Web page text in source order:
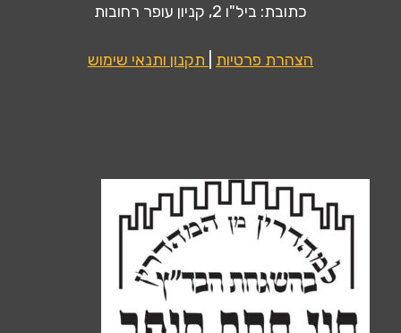
כתובת: ביל"ו 2, קניון עופר רחובות
הצהרת פרטיות תקנון ותנאי שימוש